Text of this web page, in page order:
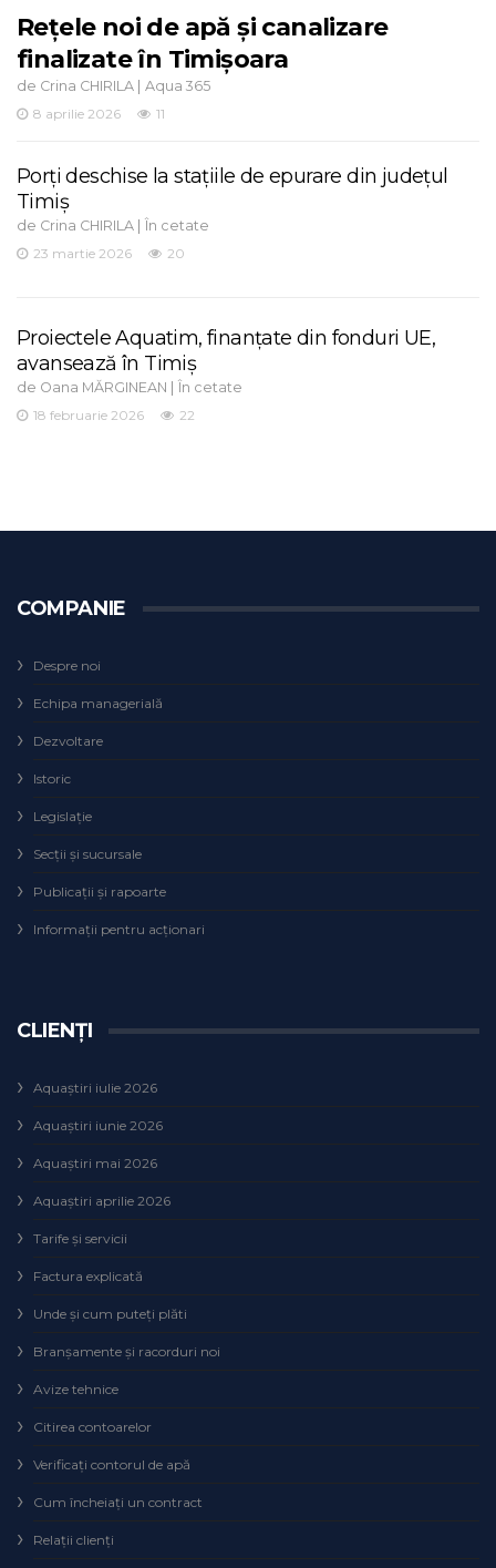
Rețele noi de apă și canalizare
finalizate în Timișoara
de Crina CHIRILA | Aqua 365
8 aprilie 2026
11
Porți deschise la stațiile de epurare din județul
Timiș
de Crina CHIRILA | În cetate
23 martie 2026
20
Proiectele Aquatim, finanțate din fonduri UE,
avansează în Timiș
de Oana MĂRGINEAN | În cetate
18 februarie 2026
22
COMPANIE
Despre noi
Echipa managerială
Dezvoltare
Istoric
Legislaţie
Secţii şi sucursale
Publicații și rapoarte
Informații pentru acționari
CLIENȚI
Aquaștiri iulie 2026
Aquaștiri iunie 2026
Aquaștiri mai 2026
Aquaștiri aprilie 2026
Tarife și servicii
Factura explicată
Unde și cum puteţi plăti
Branșamente și racorduri noi
Avize tehnice
Citirea contoarelor
Verificaţi contorul de apă
Cum încheiaţi un contract
Relaţii clienţi